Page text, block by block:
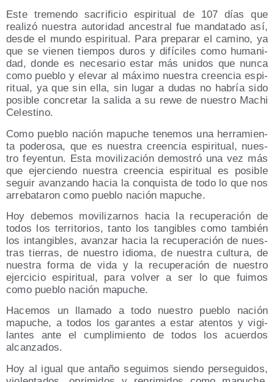
Este tre­men­do sacri­fi­cio espi­ri­tual de 107 días que
reali­zó nues­tra auto­ri­dad ances­tral fue man­da­ta­do así,
des­de el mun­do espi­ri­tual. Para pre­pa­rar el camino, ya
que se vie­nen tiem­pos duros y difí­ci­les como huma­ni­
dad, don­de es nece­sa­rio estar más uni­dos que nun­ca
como pue­blo y ele­var al máxi­mo nues­tra creen­cia espi­
ri­tual, ya que sin ella, sin lugar a dudas no habría sido
posi­ble con­cre­tar la sali­da a su rewe de nues­tro Machi
Celestino.
Como pue­blo nación mapu­che tene­mos una herra­mien­
ta pode­ro­sa, que es nues­tra creen­cia espi­ri­tual, nues­
tro feyen­tun. Esta movi­li­za­ción demos­tró una vez más
que ejer­cien­do nues­tra creen­cia espi­ri­tual es posi­ble
seguir avan­zan­do hacia la con­quis­ta de todo lo que nos
arre­ba­ta­ron como pue­blo nación mapuche.
Hoy debe­mos movi­li­zar­nos hacia la recu­pe­ra­ción de
todos los terri­to­rios, tan­to los tan­gi­bles como tam­bién
los intan­gi­bles, avan­zar hacia la recu­pe­ra­ción de nues­
tras tie­rras, de nues­tro idio­ma, de nues­tra cul­tu­ra, de
nues­tra for­ma de vida y la recu­pe­ra­ción de nues­tro
ejer­ci­cio espi­ri­tual, para vol­ver a ser lo que fui­mos
como pue­blo nación mapuche.
Hace­mos un lla­ma­do a todo nues­tro pue­blo nación
mapu­che, a todos los garan­tes a estar aten­tos y vigi­
lan­tes ante el cum­pli­mien­to de todos los acuer­dos
alcanzados.
Hoy al igual que anta­ño segui­mos sien­do per­se­gui­dos,